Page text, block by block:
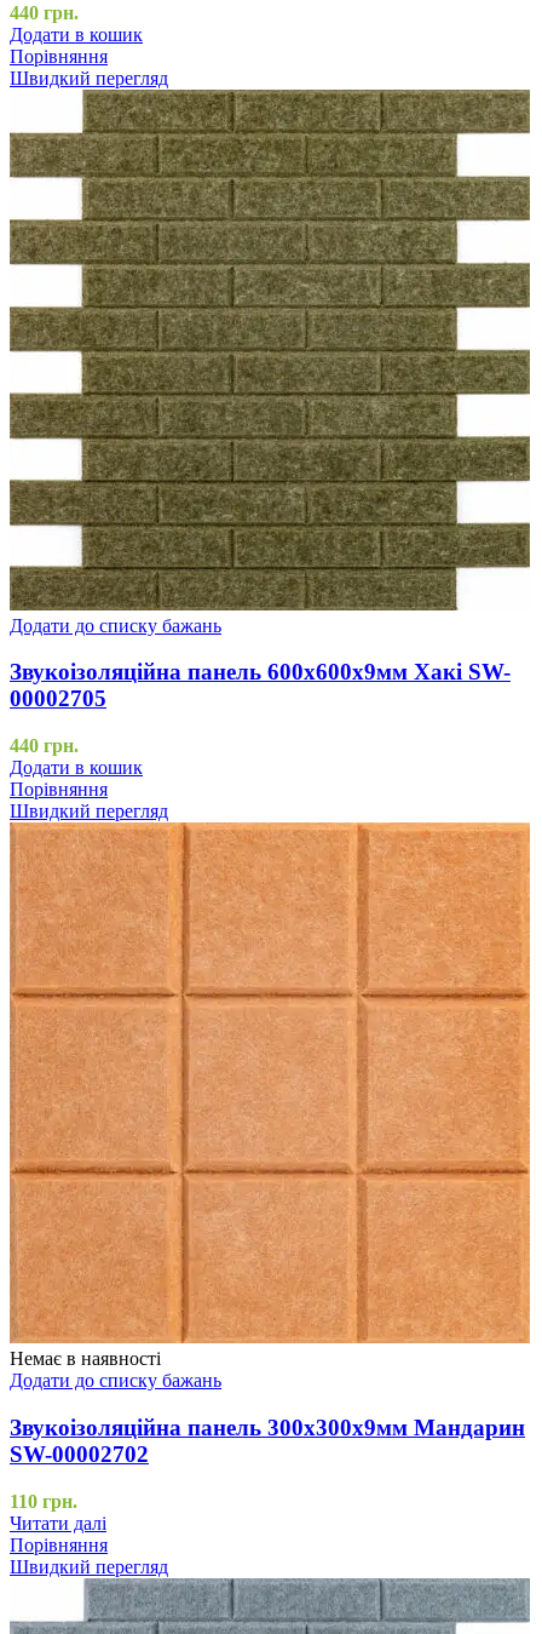
440 грн.
Додати в кошик
Порівняння
Швидкий перегляд
Додати до списку бажань
Звукоізоляційна панель 600х600х9мм Хакі SW-
00002705
440 грн.
Додати в кошик
Порівняння
Швидкий перегляд
Немає в наявності
Додати до списку бажань
Звукоізоляційна панель 300х300х9мм Мандарин
SW-00002702
110 грн.
Читати далі
Порівняння
Швидкий перегляд